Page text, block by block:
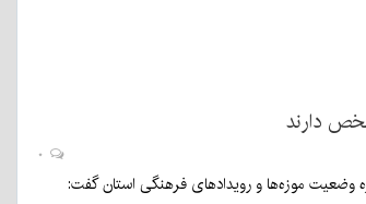
دارند
وضعیت موزه‌ها و رویدادهای فرهنگی استان گفت: